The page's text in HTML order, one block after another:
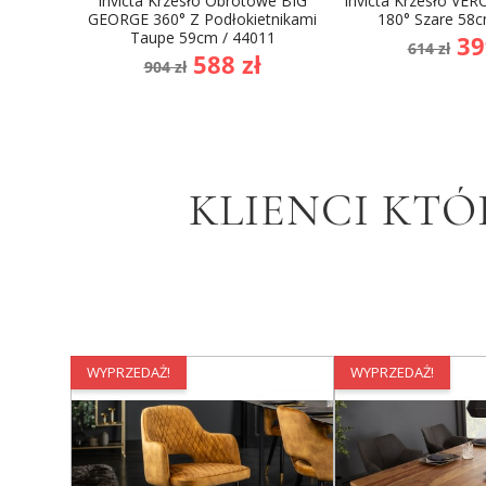
GEORGE 360° Z Podłokietnikami
Taupe 59cm / 44011
Cena
podstawowa
904 zł Cena
588 zł
180° Szare
Cena
614 zł
KLIENCI
WYPRZEDAŻ! WYPRZEDAŻ!